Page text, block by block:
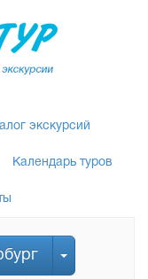
экскурсий
Календарь туров